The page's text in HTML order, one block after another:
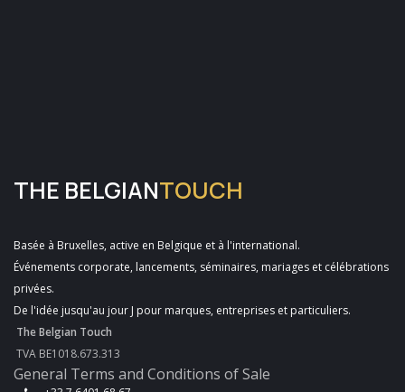
THE BELGIANTOUCH
Basée à Bruxelles, active en Belgique et à l'international.
Événements corporate, lancements, séminaires, mariages et célébrations
privées.
De l'idée jusqu'au jour J pour marques, entreprises et particuliers.
The Belgian Touch
TVA BE1018.673.313
General Terms and Conditions of Sale